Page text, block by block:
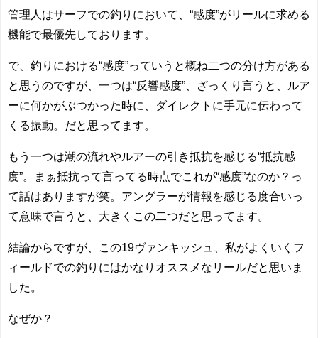
管理人はサーフでの釣りにおいて、“感度”がリールに求める
機能で最優先しております。
で、釣りにおける“感度”っていうと概ね二つの分け方がある
と思うのですが、一つは“反響感度”、ざっくり言うと、ルア
ーに何かがぶつかった時に、ダイレクトに手元に伝わって
くる振動。だと思ってます。
もう一つは潮の流れやルアーの引き抵抗を感じる“抵抗感
度”。まぁ抵抗って言ってる時点でこれが“感度”なのか？っ
て話はありますが笑。アングラーが情報を感じる度合いっ
て意味で言うと、大きくこの二つだと思ってます。
結論からですが、この19ヴァンキッシュ、私がよくいくフ
ィールドでの釣りにはかなりオススメなリールだと思いま
した。
なぜか？